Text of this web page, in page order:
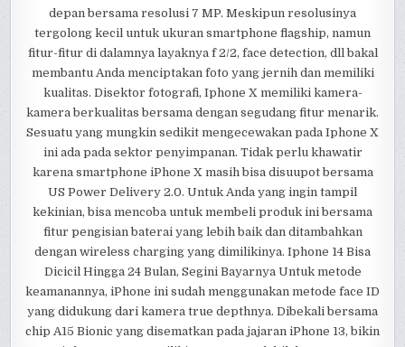
depan bersama resolusi 7 MP. Meskipun resolusinya
tergolong kecil untuk ukuran smartphone flagship, namun
fitur-fitur di dalamnya layaknya f 2/2, face detection, dll bakal
membantu Anda menciptakan foto yang jernih dan memiliki
kualitas. Disektor fotografi, Iphone X memiliki kamera-
kamera berkualitas bersama dengan segudang fitur menarik.
Sesuatu yang mungkin sedikit mengecewakan pada Iphone X
ini ada pada sektor penyimpanan. Tidak perlu khawatir
karena smartphone iPhone X masih bisa disuupot bersama
US Power Delivery 2.0. Untuk Anda yang ingin tampil
kekinian, bisa mencoba untuk membeli produk ini bersama
fitur pengisian baterai yang lebih baik dan ditambahkan
dengan wireless charging yang dimilikinya. Iphone 14 Bisa
Dicicil Hingga 24 Bulan, Segini Bayarnya Untuk metode
keamanannya, iPhone ini sudah menggunakan metode face ID
yang didukung dari kamera true depthnya. Dibekali bersama
chip A15 Bionic yang disematkan pada jajaran iPhone 13, bikin